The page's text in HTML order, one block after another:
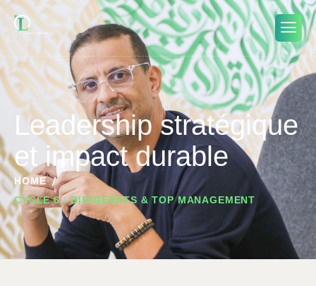
Leadership stratégique
et impact durable
HOME
CYCLE 6 : DIRIGEANTS & TOP MANAGEMENT